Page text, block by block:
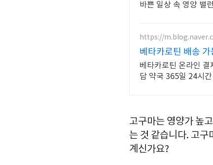
바쁜 일상 속 영양 밸
https://
베타카로틴 배송
베타카로틴 온라인
담 약국 365일 24시간
고구마는 영양가 높
는 것 같습니다. 고
계신가요?